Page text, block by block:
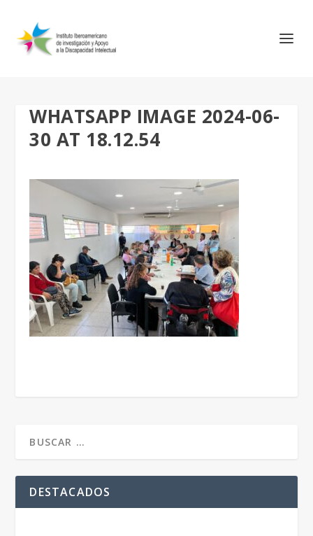
WHATSAPP IMAGE 2024-06-
30 AT 18.12.54
DESTACADOS